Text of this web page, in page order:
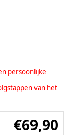
persoonlijke
van het
€69,90